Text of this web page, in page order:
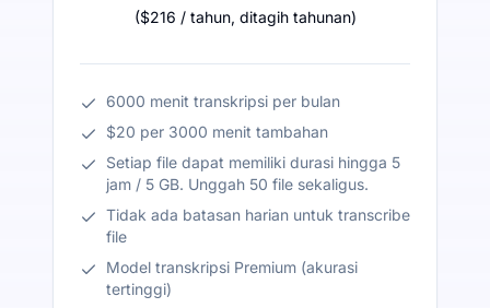
($216 / tahun, ditagih tahunan)
6000 menit transkripsi per bulan
$20 per 3000 menit tambahan
Setiap file dapat memiliki durasi hingga 5
jam / 5 GB. Unggah 50 file sekaligus.
Tidak ada batasan harian untuk transcribe
file
Model transkripsi Premium (akurasi
tertinggi)